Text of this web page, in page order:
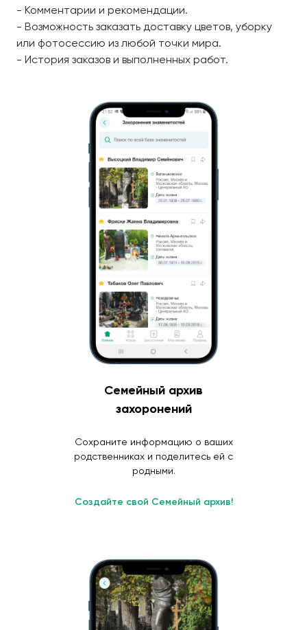
- Комментарии и рекомендации.
- Возможность заказать доставку цветов, уборку
или фотосессию из любой точки мира.
- История заказов и выполненных работ.
Семейный архив
захоронений
Сохраните информацию о ваших
родственниках и поделитесь ей с
родными.
Создайте свой Семейный архив!